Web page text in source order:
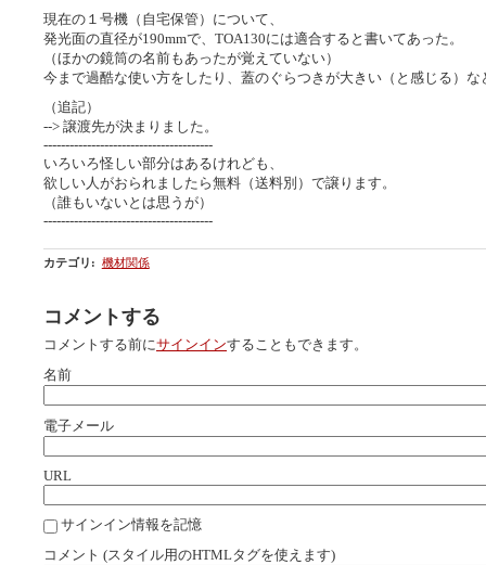
現在の１号機（自宅保管）について、
発光面の直径が190mmで、TOA130には適合すると書いてあった。
（ほかの鏡筒の名前もあったが覚えていない）
今まで過酷な使い方をしたり、蓋のぐらつきが大きい（と感じる）な
（追記）
--> 譲渡先が決まりました。
---------------------------------------
いろいろ怪しい部分はあるけれども、
欲しい人がおられましたら無料（送料別）で譲ります。
（誰もいないとは思うが）
---------------------------------------
カテゴリ : 機材関係
コメントする
コメントする前にサインインすることもできます。
名前
電子メール
URL
サインイン情報を記憶
コメント (スタイル用のHTMLタグを使えます)